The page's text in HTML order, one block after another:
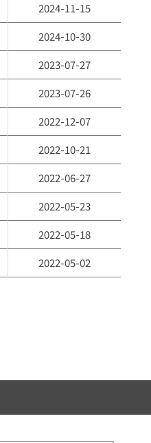
2024-11-15
2024-10-30
2023-07-27
2023-07-26
2022-12-07
2022-10-21
2022-06-27
2022-05-23
2022-05-18
2022-05-02